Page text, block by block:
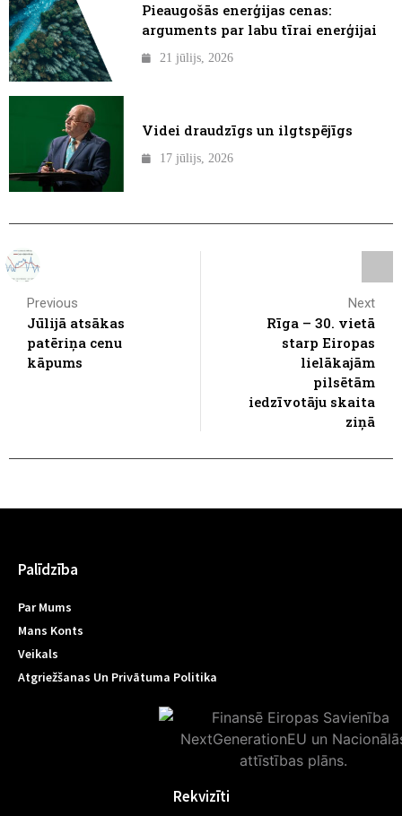
Pieaugošās enerģijas cenas:
arguments par labu tīrai enerģijai
21 jūlijs, 2026
Videi draudzīgs un ilgtspējīgs
17 jūlijs, 2026
Previous
Jūlijā atsākas
patēriņa cenu
kāpums
Next
Rīga – 30. vietā
starp Eiropas
lielākajām
pilsētām
iedzīvotāju skaita
ziņā
Palīdzība
Par Mums
Mans Konts
Veikals
Atgriežšanas Un Privātuma Politika
Rekvizīti